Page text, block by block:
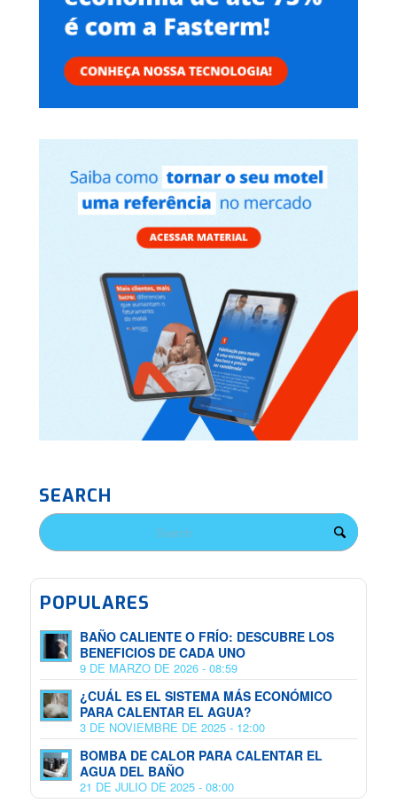
SEARCH
POPULARES
BAÑO CALIENTE O FRÍO: DESCUBRE LOS
BENEFICIOS DE CADA UNO
9 DE MARZO DE 2026 - 08:59
¿CUÁL ES EL SISTEMA MÁS ECONÓMICO
PARA CALENTAR EL AGUA?
3 DE NOVIEMBRE DE 2025 - 12:00
BOMBA DE CALOR PARA CALENTAR EL
AGUA DEL BAÑO
21 DE JULIO DE 2025 - 08:00